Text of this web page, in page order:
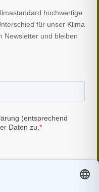
hochwertige
für unser Klima
Newsletter und bleiben